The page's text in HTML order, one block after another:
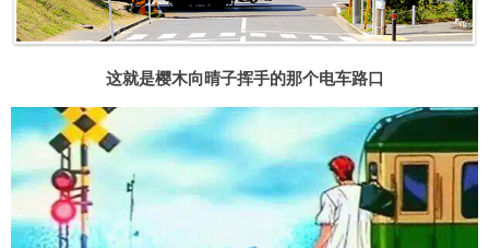
这就是樱木向晴子挥手的那个电车路口